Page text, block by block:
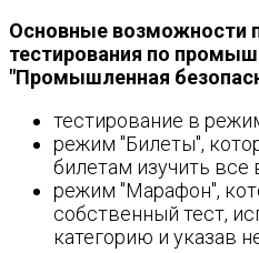
Основные возможности
тестирования по
"Промышленная
тестирование в
режим "Билеты",
билетам изучить все
режим "Марафон",
собственный тест,
категорию и указав